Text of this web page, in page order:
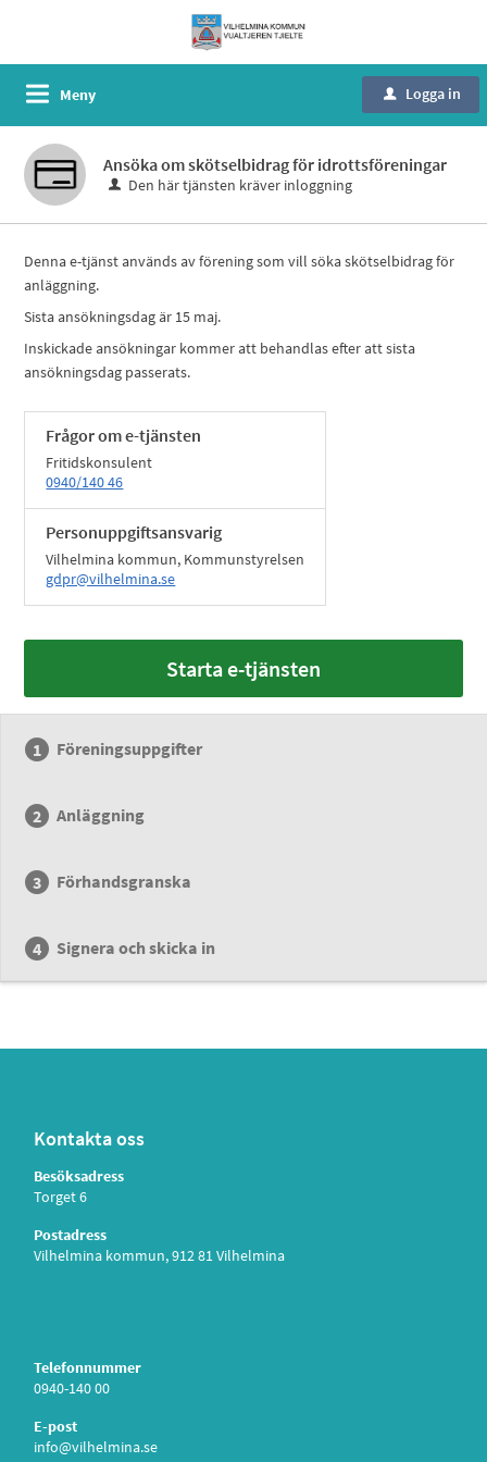
Meny u Logga in
Ansöka om skötselbidrag för idrottsföreningar
Den här tjänsten kräver inloggning
Denna e-tjänst används av förening som vill söka skötselbidrag för
anläggning.
Sista ansökningsdag är 15 maj.
Inskickade ansökningar kommer att behandlas efter att sista
ansökningsdag passerats.
Frågor om e-tjänsten
Fritidskonsulent
0940/140 46
Personuppgiftsansvarig
Vilhelmina kommun, Kommunstyrelsen
gdpr@vilhelmina.se
Starta e-tjänsten
Föreningsuppgifter
Anläggning
Förhandsgranska
Signera och skicka in
Kontakta oss
Besöksadress
Torget 6
Postadress
Vilhelmina kommun, 912 81 Vilhelmina
Telefonnummer
0940-140 00
E-post
info@vilhelmina.se